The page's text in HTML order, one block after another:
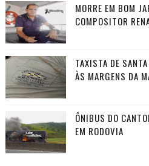
MORRE EM BOM
COMPOSITOR
TAXISTA DE
ÀS MARGENS DA
ÔNIBUS DO
EM RODOVIA